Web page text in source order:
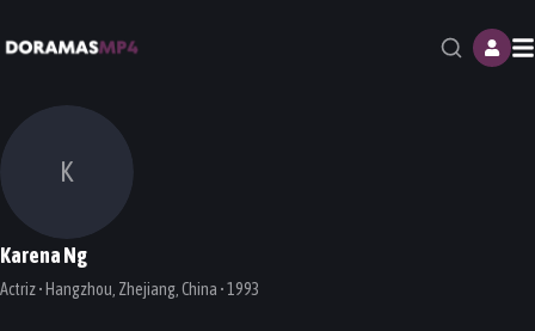
K
Karena Ng
Actriz • Hangzhou, Zhejiang, China • 1993